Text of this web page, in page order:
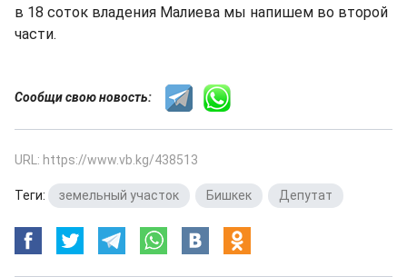
в 18 соток владения Малиева мы напишем во второй
части.
Сообщи свою новость:
URL: https://www.vb.kg/438513
Теги: земельный участок Бишкек Депутат